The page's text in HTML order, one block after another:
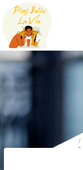
Skip
content